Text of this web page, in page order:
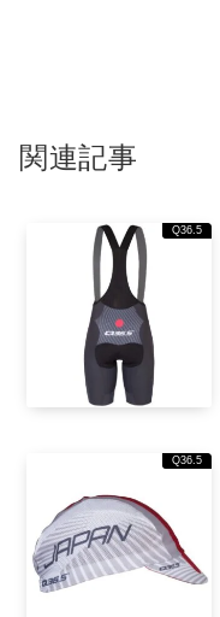
関連記事
Q36.5
Q36.5